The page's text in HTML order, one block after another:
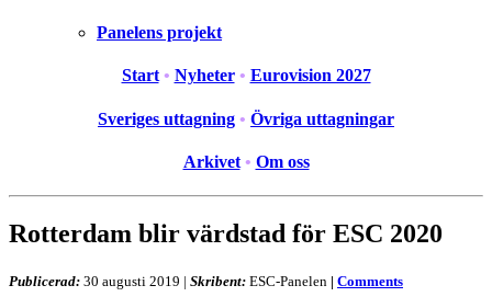
Panelens projekt
Start • Nyheter • Eurovision 2027
Sveriges uttagning • Övriga uttagningar
Arkivet • Om oss
Rotterdam blir värdstad för ESC 2020
Publicerad: 30 augusti 2019 | Skribent: ESC-Panelen | Comments